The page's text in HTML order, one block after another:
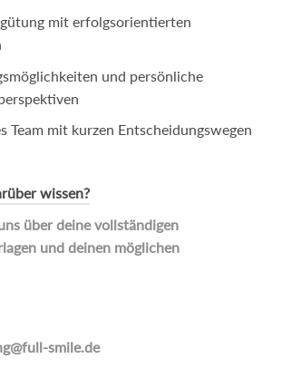
mit erfolgsorientierten
und persönliche
Team mit kurzen Entscheidungswegen
wissen?
über deine vollständigen
und deinen möglichen
smile.de